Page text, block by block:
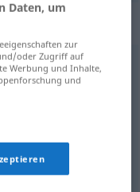
Daten, um
zur
oder Zugriff auf
Werbung und Inhalte,
und